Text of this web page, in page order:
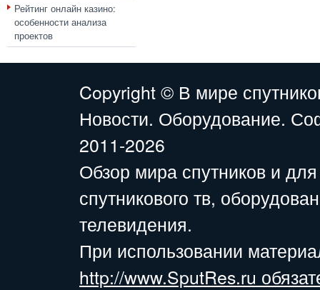
Рейтинг онлайн казино:
особенности анализа
проектов
Copyright © В мире
Новости. Оборудование.
2011-2026
Обзор мира спутников и
спутникового тв,
телевидения.
При использовании
http://www.SputRes.ru